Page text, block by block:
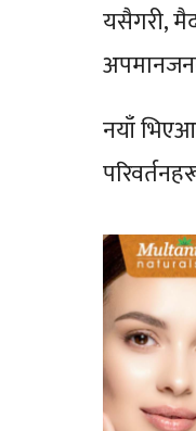
यसैगरी,
नयाँ